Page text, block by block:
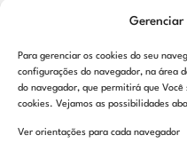
Gerenciar
Para gerenciar os cookies do seu
configurações do navegador, na área
do navegador, que permitirá que
cookies. Vejamos as possibilidades
Ver orientações para cada navegador
06 de outubro
Etapas concluídas